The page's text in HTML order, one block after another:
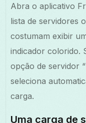
Abra o aplicativo
lista de servidores
costumam exibir
indicador colorido.
opção de servidor
seleciona
carga.
Uma carga de